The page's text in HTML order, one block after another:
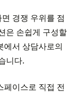
경쟁 우위를 점
은 손쉽게 구성할
에서 상담사로의
니다.
이스로 직접 전